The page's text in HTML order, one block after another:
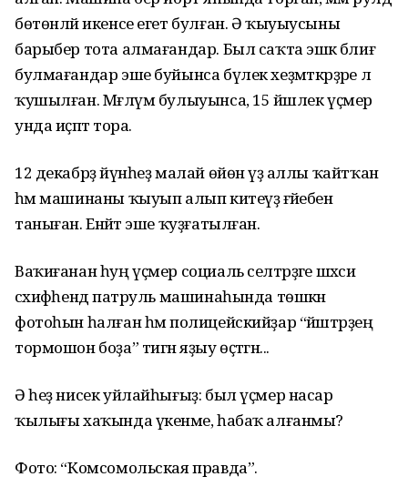
бөтөнләй икенсе егет булған. Ә ҡыуыусыны
барыбер тота алмағандар. Был саҡта эшкә бәлиғ
булмағандар эше буйынса бүлек хеҙмәткәрҙәре лә
ҡушылған. Мәғлүм булыуынса, 15 йәшлек үҫмер
унда иҫәптә тора.
12 декабрҙә йүнһеҙ малай өйөнә үҙ аллы ҡайтҡан
һәм машинаны ҡыуып алып китеүҙә ғәйебен
таныған. Енәйәт эше ҡуҙғатылған.
Ваҡиғанан һуң үҫмер социаль селтәрҙәге шәхси
сәхифәһендә патруль машинаһында төшкән
фотоһын һалған һәм полицейскийҙар “йәштәрҙең
тормошон боҙа” тигән яҙыу өҫтәгән...
Ә һеҙ нисек уйлайһығыҙ: был үҫмер насар
ҡылығы хаҡында үкенәме, һабаҡ алғанмы?
Фото: “Комсомольская правда”.